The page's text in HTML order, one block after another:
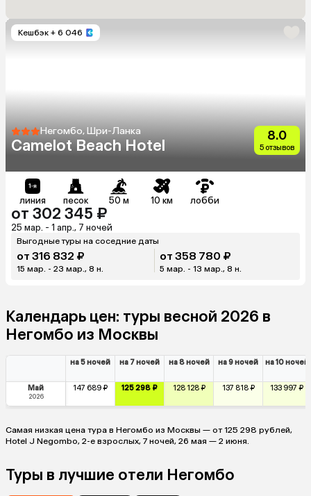
Кешбэк + 6 046
Негомбо, Шри-Ланка
Camelot Beach Hotel
8.0
5 отзывов
линия песок 50 м 10 км лобби
от 302 345 ₽
25 мар. - 1 апр., 7 ночей
Выгодные туры на соседние даты
от 316 832 ₽
15 мар. - 23 мар., 8 н.
от 358 780 ₽
5 мар. - 13 мар., 8 н.
Календарь цен: туры весной 2026 в
Негомбо из Москвы
на 5 ночей на 7 ночей на 8 ночей на 9 ночей на 10 ночей
Май
2026
147 689 ₽ 125 298 ₽ 128 128 ₽ 137 818 ₽ 133 997 ₽
Самая низкая цена тура в Негомбо из Москвы — от 125 298 рублей,
Hotel J Negombo, 2-е взрослых, 7 ночей, 26 мая — 2 июня.
Туры в лучшие отели Негомбо